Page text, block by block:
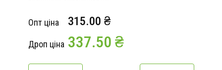
Опт ціна 315.00 ₴
Дроп ціна 337.50 ₴